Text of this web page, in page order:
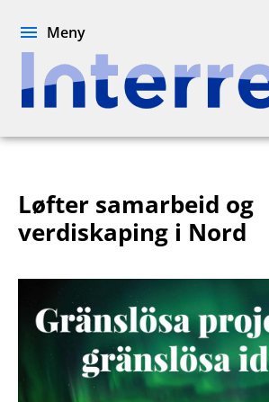
Interreg.no
Meny
Løfter samarbeid og
verdiskaping i Nord